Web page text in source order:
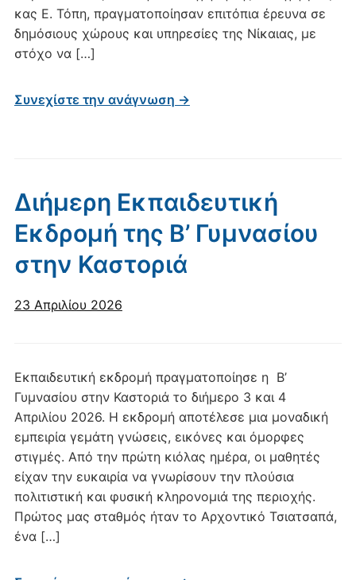
κας Ε. Τόπη, πραγματοποίησαν επιτόπια έρευνα σε
δημόσιους χώρους και υπηρεσίες της Νίκαιας, με
στόχο να […]
Συνεχίστε την ανάγνωση →
Διήμερη Εκπαιδευτική
Εκδρομή της Β’ Γυμνασίου
στην Καστοριά
23 Απριλίου 2026
Εκπαιδευτική εκδρομή πραγματοποίησε η Β’
Γυμνασίου στην Καστοριά το διήμερο 3 και 4
Απριλίου 2026. Η εκδρομή αποτέλεσε μια μοναδική
εμπειρία γεμάτη γνώσεις, εικόνες και όμορφες
στιγμές. Από την πρώτη κιόλας ημέρα, οι μαθητές
είχαν την ευκαιρία να γνωρίσουν την πλούσια
πολιτιστική και φυσική κληρονομιά της περιοχής.
Πρώτος μας σταθμός ήταν το Αρχοντικό Τσιατσαπά,
ένα […]